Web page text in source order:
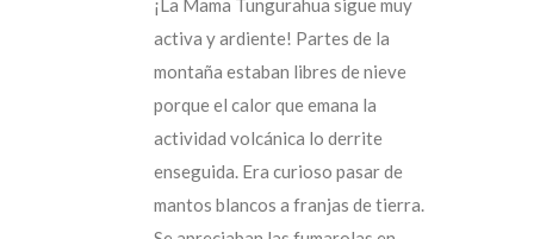
activa y ardiente! Partes de la
montaña estaban libres de nieve
porque el calor que emana la
actividad volcánica lo derrite
enseguida. Era curioso pasar de
mantos blancos a franjas de tierra.